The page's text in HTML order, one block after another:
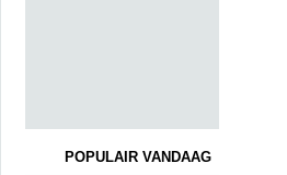
POPULAIR VANDAAG